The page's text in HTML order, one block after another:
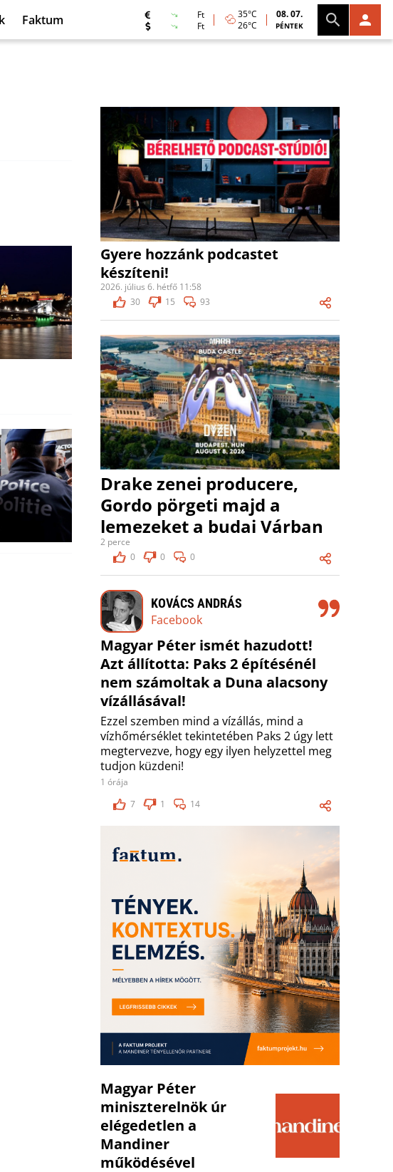
Faktum
Ft
Ft
35°C
26°C
08. 07.
PÉNTEK
Gyere hozzánk podcastet
készíteni!
2026. július 6. hétfő 11:58
30
15 93
Drake zenei producere,
Gordo pörgeti majd a
lemezeket a budai Várban
2 perce
0
0 0
KOVÁCS ANDRÁS
Facebook
Magyar Péter ismét hazudott!
Azt állította: Paks 2 építésénél
nem számoltak a Duna alacsony
vízállásával!
Ezzel szemben mind a vízállás, mind a
vízhőmérséklet tekintetében Paks 2 úgy lett
megtervezve, hogy egy ilyen helyzettel meg
tudjon küzdeni!
1 órája
7
1 14
Magyar Péter
miniszterelnök úr
elégedetlen a
Mandiner
működésével